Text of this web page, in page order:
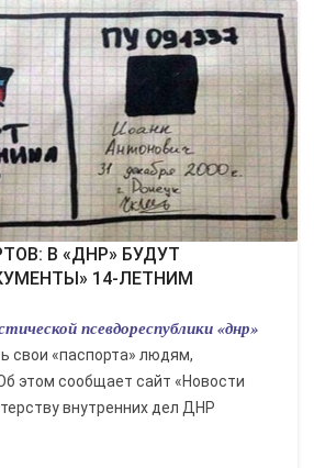
14-ЛЕТНИМ
псевдореспублики «днр»
свои «паспорта» людям,
этом сообщает сайт «Новости
внутренних дел ДНР